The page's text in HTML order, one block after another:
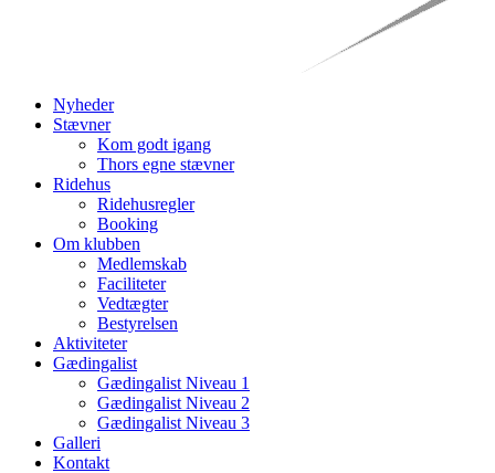
Nyheder
Stævner
Kom godt igang
Thors egne stævner
Ridehus
Ridehusregler
Booking
Om klubben
Medlemskab
Faciliteter
Vedtægter
Bestyrelsen
Aktiviteter
Gædingalist
Gædingalist Niveau 1
Gædingalist Niveau 2
Gædingalist Niveau 3
Galleri
Kontakt